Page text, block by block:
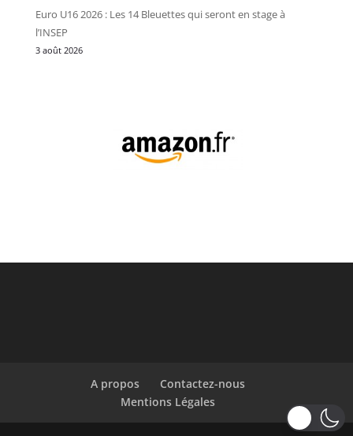
Euro U16 2026 : Les 14 Bleuettes qui seront en stage à
l’INSEP
3 août 2026
A propos
Contactez-nous
Mentions Légales